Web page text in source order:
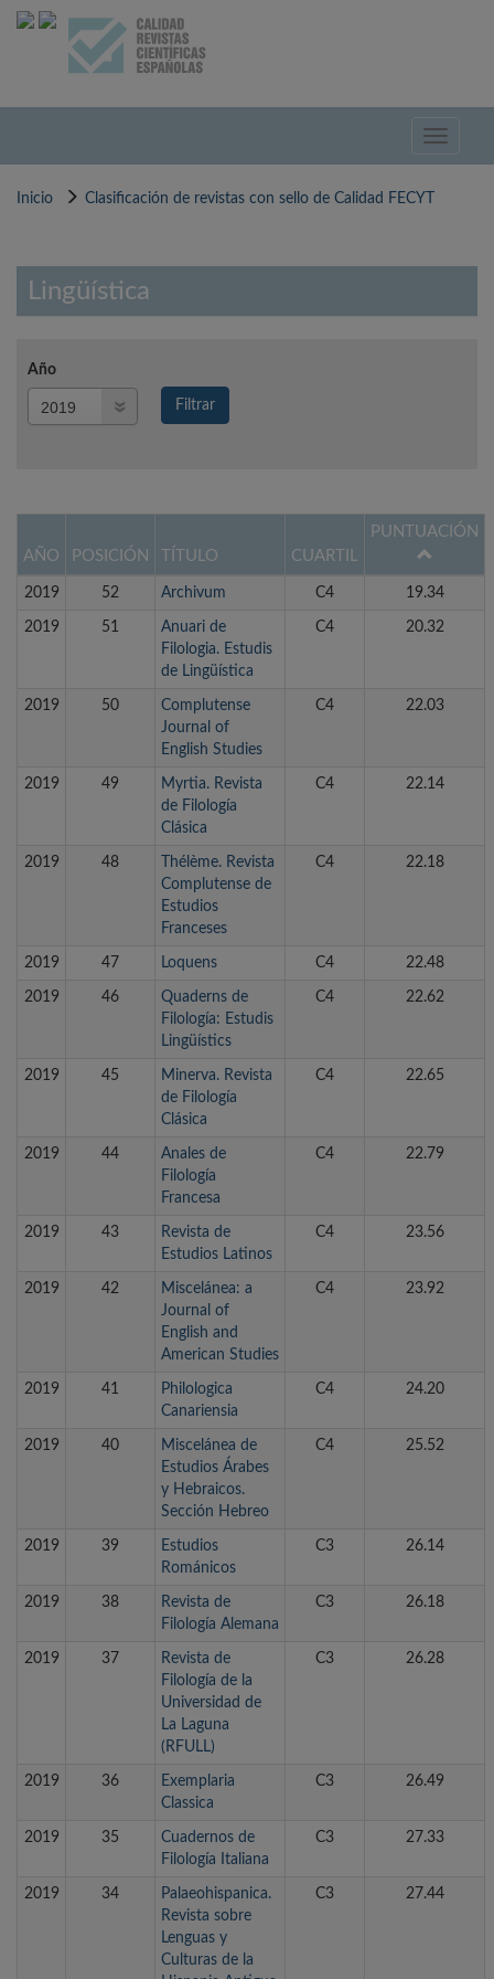
Pasar
Toggle
Inicio Clasificación de revistas con sello de Calidad FECYT
Lingüística
Año
Filtrar
AÑO POSICIÓN TÍTULO CUARTIL
PUNTUACIÓN
2019 52 Archivum C4 19.34
2019 51
Anuari de
Filologia. Estudis
de Lingüística
C4 20.32
2019 50
Complutense
Journal of
English Studies
C4 22.03
2019 49
Myrtia. Revista
de Filología
Clásica
C4 22.14
2019 48
Thélème. Revista
Complutense de
Estudios
Franceses
C4 22.18
2019 47 Loquens C4 22.48
2019 46
Quaderns de
Filología: Estudis
Lingüístics
C4 22.62
2019 45
Minerva. Revista
de Filología
Clásica
C4 22.65
2019 44
Anales de
Filología
Francesa
C4 22.79
2019 43
Revista de
Estudios Latinos
C4 23.56
2019 42
Miscelánea: a
Journal of
English and
American Studies
C4 23.92
2019 41
Philologica
Canariensia
C4 24.20
2019 40
Miscelánea de
Estudios Árabes
y Hebraicos.
Sección Hebreo
C4 25.52
2019 39
Estudios
Románicos
C3 26.14
2019 38
Revista de
Filología Alemana
C3 26.18
2019 37
Revista de
Filología de la
Universidad de
La Laguna
(RFULL)
C3 26.28
2019 36
Exemplaria
Classica
C3 26.49
2019 35
Cuadernos de
Filología Italiana
C3 27.33
2019 34
Palaeohispanica.
Revista sobre
Lenguas y
Culturas de la
C3 27.44